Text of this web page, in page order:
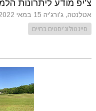
צ'יפ מודע ליתרונות
אטלנטה, ג'ורג'יה 15 במאי 2022
סיינטולוג'יסטים בחיים